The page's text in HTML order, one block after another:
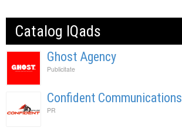
Catalog IQads
Ghost Agency
Publicitate
Confident Communications
PR